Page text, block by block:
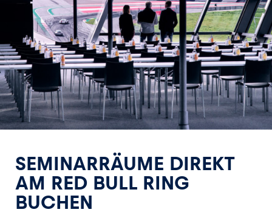
Events
Alle anzeigen
SEMINARRÄUME DIREKT
AM RED BULL RING
BUCHEN